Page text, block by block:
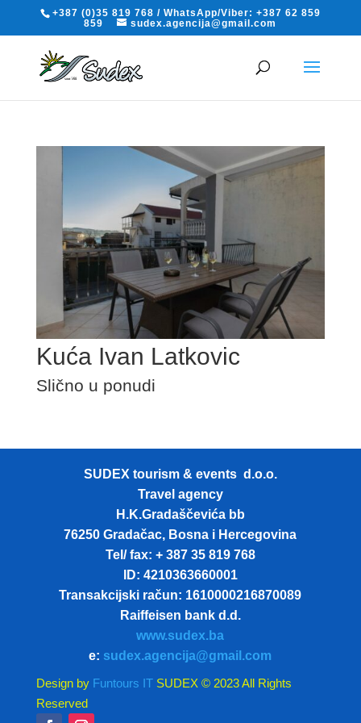
+387 (0)35 819 768 / WhatsApp/Viber: +387 62 859
859
sudex.agencija@gmail.com
Kuća Ivan Latkovic
Slično u ponudi
SUDEX tourism & events d.o.o.
Travel agency
H.K.Gradaščevića bb
76250 Gradačac, Bosna i Hercegovina
Tel/ fax: + 387 35 819 768
ID: 4210363660001
Transakcijski račun: 1610000216870089
Raiffeisen bank d.d.
www.sudex.ba
e: sudex.agencija@gmail.com
Design byFuntours ITSUDEX © 2023 All Rights
Reserved